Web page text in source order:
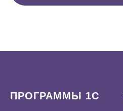
ПРОГРАММЫ 1С